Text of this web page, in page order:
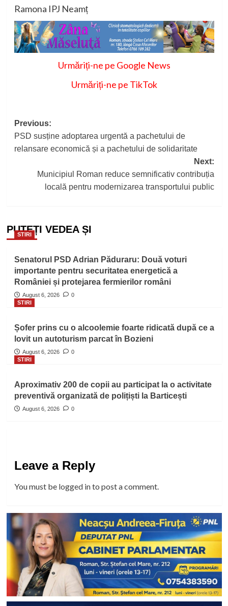
Ramona IPJ Neamț
Urmăriți-ne pe Google News
Urmăriți-ne pe TikTok
Post
navigation
Previous:
PSD susține adoptarea urgentă a pachetului de
relansare economică și a pachetului de solidaritate
Next:
Municipiul Roman reduce semnificativ contribuția
locală pentru modernizarea transportului public
PUTEȚI VEDEA ȘI
STIRI
Senatorul PSD Adrian Păduraru: Două voturi
importante pentru securitatea energetică a
României și protejarea fermierilor români
August 6, 2026
0
STIRI
Șofer prins cu o alcoolemie foarte ridicată după ce a
lovit un autoturism parcat în Bozieni
August 6, 2026
0
STIRI
Aproximativ 200 de copii au participat la o activitate
preventivă organizată de polițiști la Barticești
August 6, 2026 0
Leave a Reply
You must be logged into post a comment.